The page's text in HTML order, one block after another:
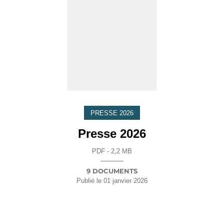
PRESSE 2026
Presse 2026
PDF - 2,2 MB
9 DOCUMENTS
Publié le 01 janvier 2026